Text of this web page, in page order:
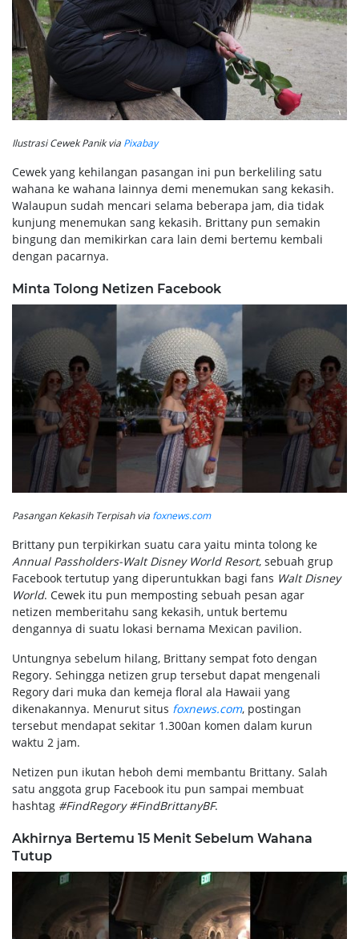
Ilustrasi Cewek Panik via Pixabay
Cewek yang kehilangan pasangan ini pun berkeliling satu
wahana ke wahana lainnya demi menemukan sang kekasih.
Walaupun sudah mencari selama beberapa jam, dia tidak
kunjung menemukan sang kekasih. Brittany pun semakin
bingung dan memikirkan cara lain demi bertemu kembali
dengan pacarnya.
Minta Tolong Netizen Facebook
Pasangan Kekasih Terpisah via foxnews.com
Brittany pun terpikirkan suatu cara yaitu minta tolong ke
Annual Passholders-Walt Disney World Resort, sebuah grup
Facebook tertutup yang diperuntukkan bagi fans Walt Disney
World. Cewek itu pun memposting sebuah pesan agar
netizen memberitahu sang kekasih, untuk bertemu
dengannya di suatu lokasi bernama Mexican pavilion.
Untungnya sebelum hilang, Brittany sempat foto dengan
Regory. Sehingga netizen grup tersebut dapat mengenali
Regory dari muka dan kemeja floral ala Hawaii yang
dikenakannya. Menurut situs foxnews.com, postingan
tersebut mendapat sekitar 1.300an komen dalam kurun
waktu 2 jam.
Netizen pun ikutan heboh demi membantu Brittany. Salah
satu anggota grup Facebook itu pun sampai membuat
hashtag #FindRegory #FindBrittanyBF.
Akhirnya Bertemu 15 Menit Sebelum Wahana
Tutup